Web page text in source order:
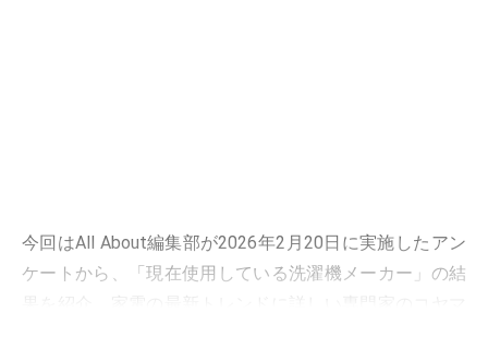
今回はAll About編集部が2026年2月20日に実施したアン
ケートから、「現在使用している洗濯機メーカー」の結